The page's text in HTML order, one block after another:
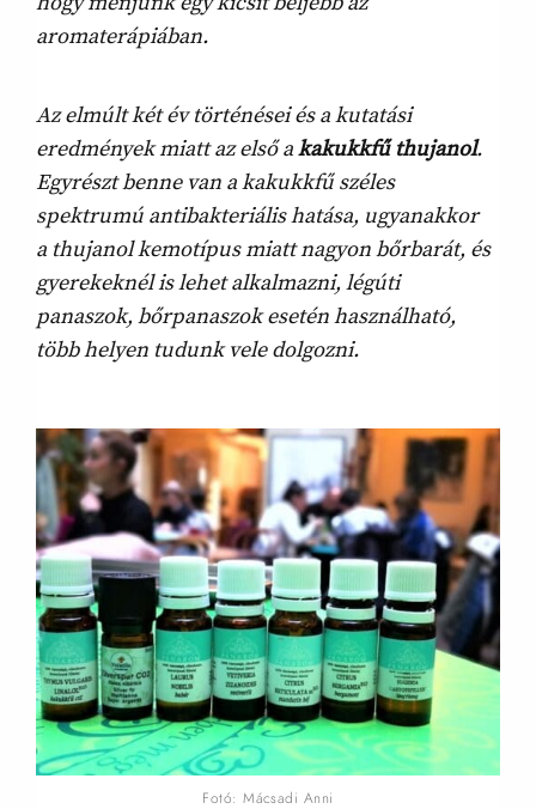
aromaterápiában.
Az elmúlt két év történései és a kutatási
eredmények miatt az első akakukkfű thujanol.
Egyrészt benne van a kakukkfű széles
spektrumú antibakteriális hatása, ugyanakkor
a thujanol kemotípus miatt nagyon bőrbarát, és
gyerekeknél is lehet alkalmazni, légúti
panaszok, bőrpanaszok esetén használható,
több helyen tudunk vele dolgozni.
Fotó: Mácsadi Anni